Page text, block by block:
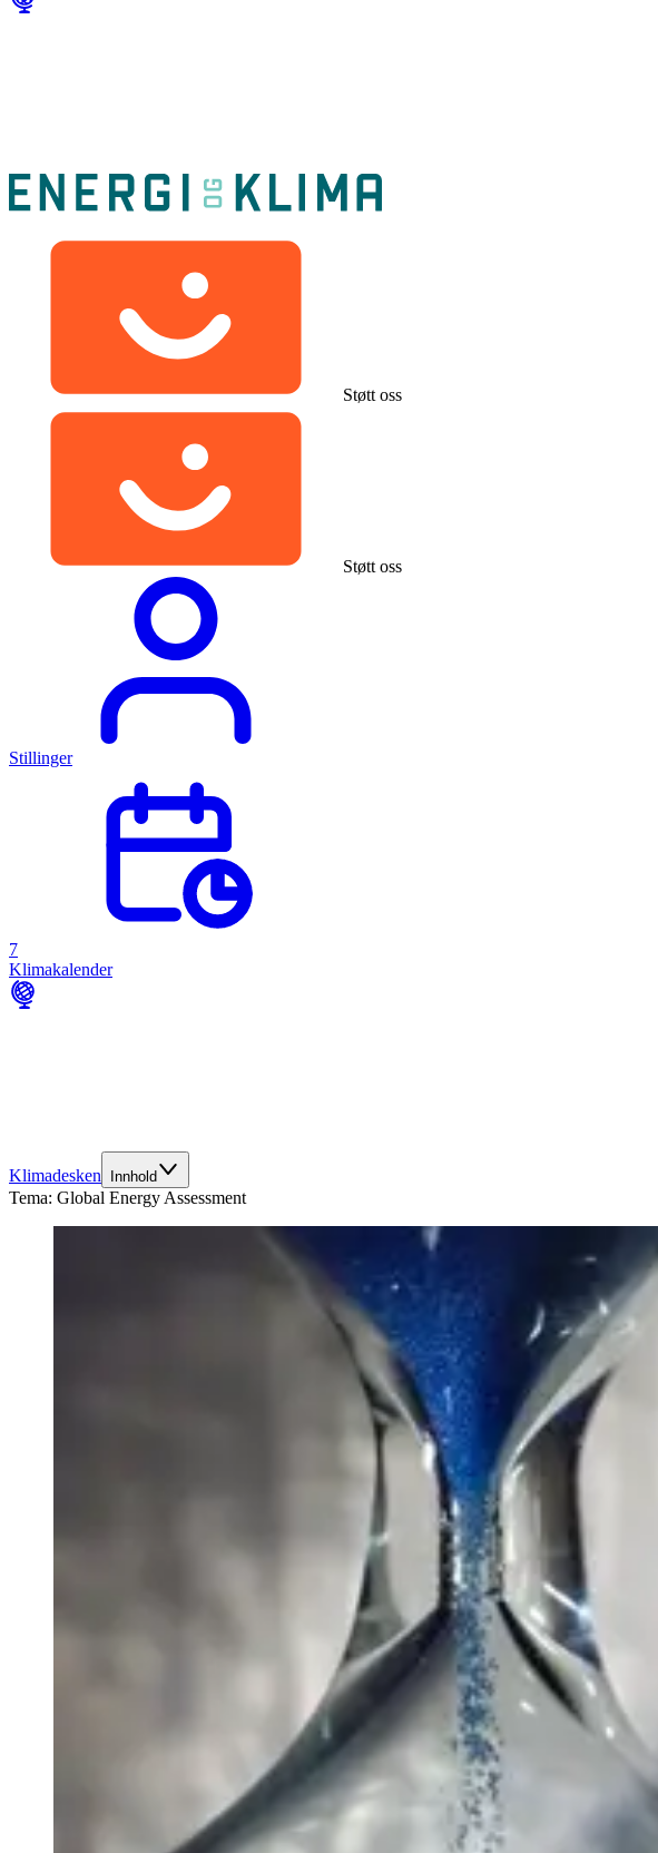
Støtt oss
Støtt oss
Stillinger
7
Klimakalender
Klimadesken Innhold
Tema: Global Energy Assessment